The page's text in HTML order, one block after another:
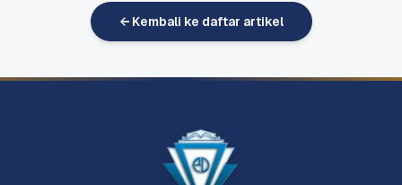
← Kembali ke daftar artikel